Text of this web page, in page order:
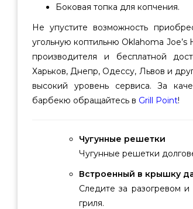
Боковая топка для копчения.
Не упустите возможность
угольную коптильню Oklahoma
производителя и бесплатной
Харьков, Днепр, Одессу, Львов и
высокий уровень сервиса. За
барбекю обращайтесь в Grill Point!
Чугунные решетки
Чугунные решетки
Встроенный в крышку
Следите за разогревом
гриля.